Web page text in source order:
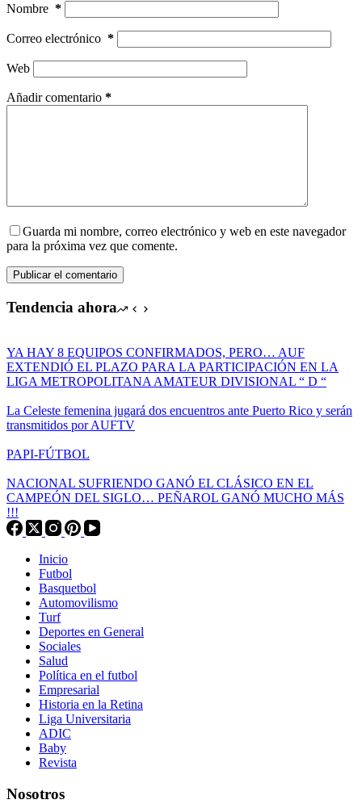
Nombre *
Correo electrónico *
Web
Añadir comentario *
Guarda mi nombre, correo electrónico y web en este navegador
para la próxima vez que comente.
Publicar el comentario
Tendencia ahora
YA HAY 8 EQUIPOS CONFIRMADOS, PERO… AUF
EXTENDIÓ EL PLAZO PARA LA PARTICIPACIÓN EN LA
LIGA METROPOLITANA AMATEUR DIVISIONAL “ D “
La Celeste femenina jugará dos encuentros ante Puerto Rico y serán
transmitidos por AUFTV
PAPI-FÚTBOL
NACIONAL SUFRIENDO GANÓ EL CLÁSICO EN EL
CAMPEÓN DEL SIGLO… PEÑAROL GANÓ MUCHO MÁS
!!!
Inicio
Futbol
Basquetbol
Automovilismo
Turf
Deportes en General
Sociales
Salud
Política en el futbol
Empresarial
Historia en la Retina
Liga Universitaria
ADIC
Baby
Revista
Nosotros